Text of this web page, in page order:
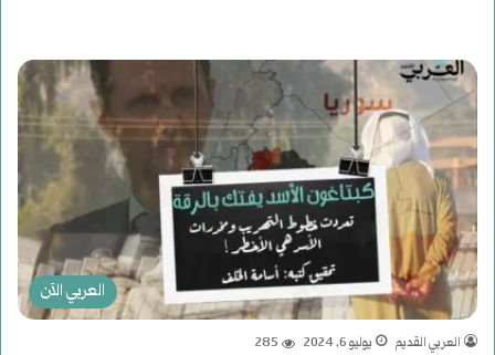
العربي الآن
العربي القديم يوليو 6, 2024 285